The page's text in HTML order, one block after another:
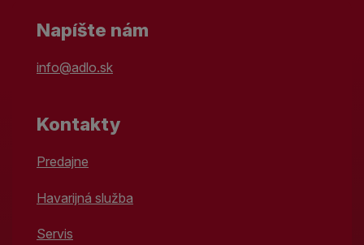
Napíšte nám
info@adlo.sk
Kontakty
Predajne
Havarijná služba
Servis